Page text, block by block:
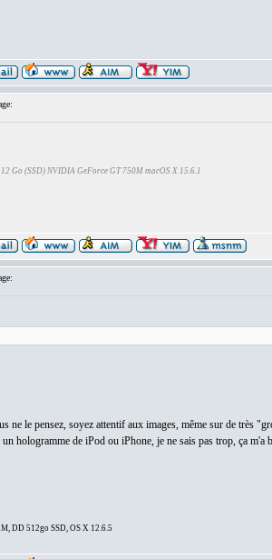
Go (SSD) NVIDIA GeForce GT 750M macOS X 15.6.1
ne le pensez, soyez attentif aux images, même sur de très
hologramme de iPod ou iPhone, je ne sais pas trop, ça m'a
DD 512go SSD, OS X 12.6.5